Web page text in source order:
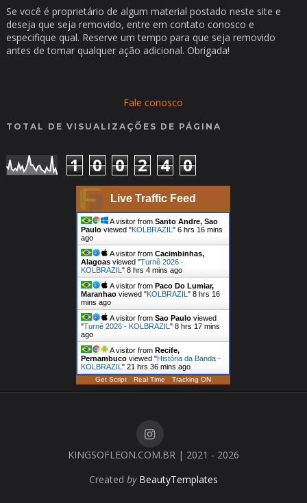
Se você é proprietário de algum material postado neste site e
deseja que seja removido, entre em contato conosco e
especifique qual. Reserve um tempo para que seja removido
antes de tomar qualquer ação adicional. Obrigada!
Fale conosco
TOTAL DE VISUALIZAÇÕES DE PÁGINA
1 0 0 2 4 0
Live Traffic Feed
A visitor fromSanto Andre, Sao
Paulo viewed "KOLBRAZIL"6 hrs 16 mins
ago
A visitor fromCacimbinhas,
Alagoas viewed "Turnê 2026 -
KOLBRAZIL"8 hrs 4 mins ago
A visitor fromPaco Do Lumiar,
Maranhao viewed "KOLBRAZIL"8 hrs 16
mins ago
A visitor fromSao Paulo viewed
"Turnê 2026 - KOLBRAZIL"8 hrs 17 mins
ago
A visitor fromRecife,
Pernambuco viewed "História da Banda -
KOLBRAZIL"21 hrs 36 mins ago
Get Script Real Time Tracking ON
KINGSOFLEON.COM.BR | 2021 - 2026
Created by BeautyTemplates